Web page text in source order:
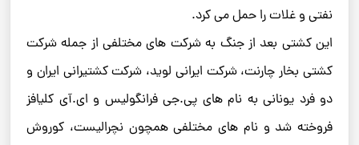
نفتی و غلات را حمل می ‌کرد.
این کشتی بعد از جنگ به شرکت‌ های مختلفی از جمله شرکت
کشتی بخار چارنت، شرکت ایرانی لوید، شرکت کشتیرانی ایران و
دو فرد یونانی به نام‌ های پی.جی فرانگولیس و ای.آی کلیافز
فروخته شد و نام ‌های مختلفی همچون نچرالیست، کوروش